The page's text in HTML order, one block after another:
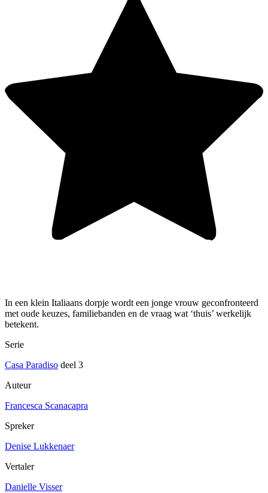
In een klein Italiaans dorpje wordt een jonge vrouw geconfronteerd
met oude keuzes, familiebanden en de vraag wat ‘thuis’ werkelijk
betekent.
Serie
Casa Paradiso deel 3
Auteur
Francesca Scanacapra
Spreker
Denise Lukkenaer
Vertaler
Danielle Visser